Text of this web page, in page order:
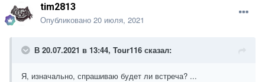
tim2813
Опубликовано 20 июля, 2021
В 20.07.2021 в 13:44, Tour116 сказал:
Я, изначально, спрашиваю будет ли встреча? ...